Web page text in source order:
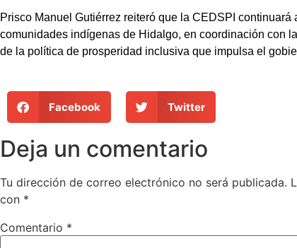
Prisco Manuel Gutiérrez reiteró que la CEDSPI
comunidades indígenas de Hidalgo, en coordinación con
de la política de prosperidad inclusiva que impulsa el
Facebook Twitter
Deja un comentario
Tu dirección de correo electrónico no será publicada.
con *
Comentario *